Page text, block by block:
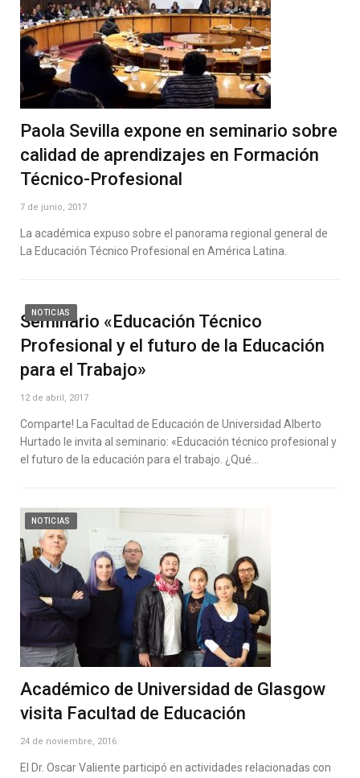
Paola Sevilla expone en seminario sobre
calidad de aprendizajes en Formación
Técnico-Profesional
7 de junio, 2017
La académica expuso sobre el panorama regional general de
La Educación Técnico Profesional en América Latina.
NOTICIAS
Seminario «Educación Técnico
Profesional y el futuro de la Educación
para el Trabajo»
12 de abril, 2017
Comparte! La Facultad de Educación de Universidad Alberto
Hurtado le invita al seminario: «Educación técnico profesional y
el futuro de la educación para el trabajo. ¿Qué…
NOTICIAS
Académico de Universidad de Glasgow
visita Facultad de Educación
24 de noviembre, 2016
El Dr. Oscar Valiente participó en actividades relacionadas con